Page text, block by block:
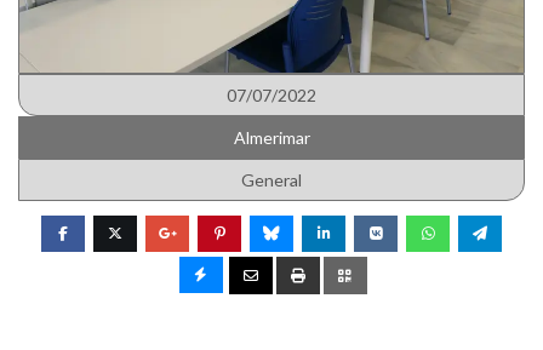
07/07/2022
Almerimar
General